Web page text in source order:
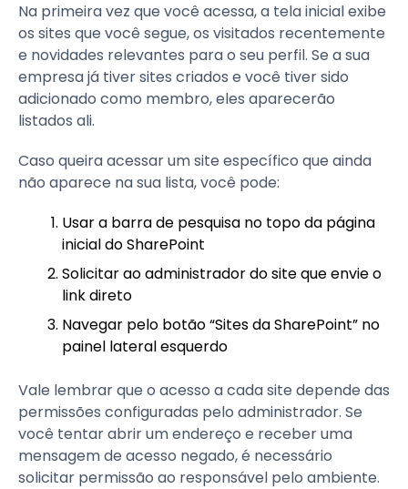
Na primeira vez que você acessa, a tela inicial exibe
os sites que você segue, os visitados recentemente
e novidades relevantes para o seu perfil. Se a sua
empresa já tiver sites criados e você tiver sido
adicionado como membro, eles aparecerão
listados ali.
Caso queira acessar um site específico que ainda
não aparece na sua lista, você pode:
Usar a barra de pesquisa no topo da página
inicial do SharePoint
Solicitar ao administrador do site que envie o
link direto
Navegar pelo botão “Sites da SharePoint” no
painel lateral esquerdo
Vale lembrar que o acesso a cada site depende das
permissões configuradas pelo administrador. Se
você tentar abrir um endereço e receber uma
mensagem de acesso negado, é necessário
solicitar permissão ao responsável pelo ambiente.